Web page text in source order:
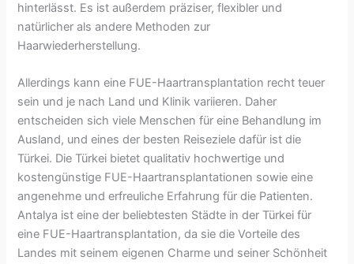
hinterlässt. Es ist außerdem präziser, flexibler und
natürlicher als andere Methoden zur
Haarwiederherstellung.
Allerdings kann eine FUE-Haartransplantation recht teuer
sein und je nach Land und Klinik variieren. Daher
entscheiden sich viele Menschen für eine Behandlung im
Ausland, und eines der besten Reiseziele dafür ist die
Türkei. Die Türkei bietet qualitativ hochwertige und
kostengünstige FUE-Haartransplantationen sowie eine
angenehme und erfreuliche Erfahrung für die Patienten.
Antalya ist eine der beliebtesten Städte in der Türkei für
eine FUE-Haartransplantation, da sie die Vorteile des
Landes mit seinem eigenen Charme und seiner Schönheit